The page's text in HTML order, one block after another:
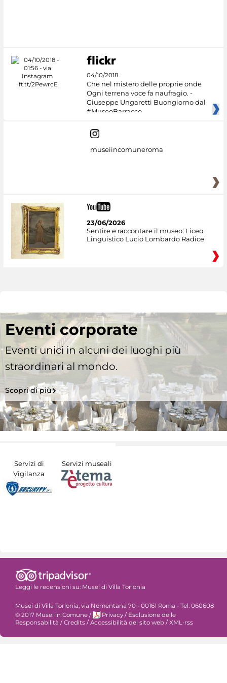
04/10/2018
Che nel mistero delle proprie onde
Ogni terrena voce fa naufragio. -
Giuseppe Ungaretti Buongiorno dal
#MuseoBarracco
museiincomuneroma
23/06/2026
Sentire e raccontare il museo: Liceo
Linguistico Lucio Lombardo Radice
Eventi corporate
Eventi unici in alcuni dei luoghi più
straordinari al mondo.
Scopri di più
Servizi di
Vigilanza
Servizi museali
Leggi le recensioni su: Musei di Villa Torlonia
Musei di Villa Torlonia, via Nomentana 70 - 00161 Roma - Tel. 060608
© 2017 Musei in Comune / Privacy / Esclusione delle
Responsabilità / Credits / Accessibilità del sito web / XML-rss